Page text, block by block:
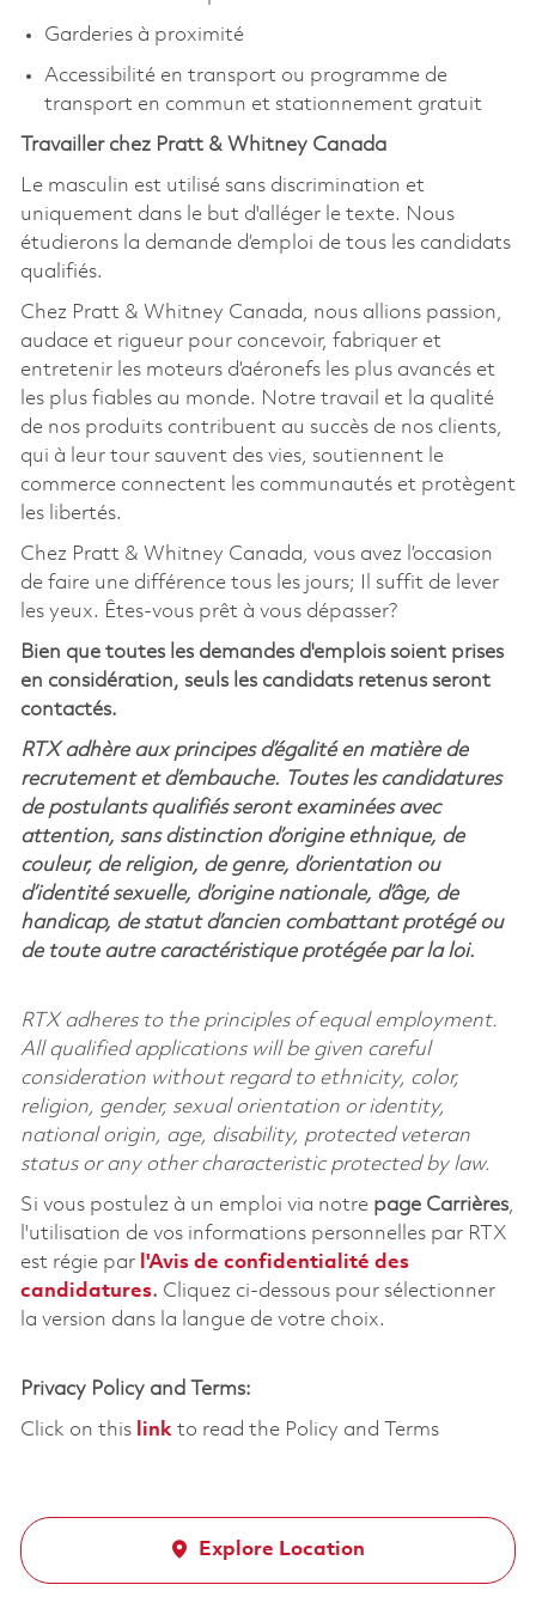
Garderies à proximité
Accessibilité en transport ou programme de
transport en commun et stationnement gratuit
Travailler chez Pratt & Whitney Canada
Le masculin est utilisé sans discrimination et
uniquement dans le but d'alléger le texte. Nous
étudierons la demande d’emploi de tous les candidats
qualifiés.
Chez Pratt & Whitney Canada, nous allions passion,
audace et rigueur pour concevoir, fabriquer et
entretenir les moteurs d’aéronefs les plus avancés et
les plus fiables au monde. Notre travail et la qualité
de nos produits contribuent au succès de nos clients,
qui à leur tour sauvent des vies, soutiennent le
commerce connectent les communautés et protègent
les libertés.
Chez Pratt & Whitney Canada, vous avez l’occasion
de faire une différence tous les jours; Il suffit de lever
les yeux. Êtes-vous prêt à vous dépasser?
Bien que toutes les demandes d'emplois soient prises
en considération, seuls les candidats retenus seront
contactés.
RTX adhère aux principes d’égalité en matière de
recrutement et d’embauche. Toutes les candidatures
de postulants qualifiés seront examinées avec
attention, sans distinction d’origine ethnique, de
couleur, de religion, de genre, d’orientation ou
d’identité sexuelle, d’origine nationale, d’âge, de
handicap, de statut d’ancien combattant protégé ou
de toute autre caractéristique protégée par la loi.
RTX adheres to the principles of equal employment.
All qualified applications will be given careful
consideration without regard to ethnicity, color,
religion, gender, sexual orientation or identity,
national origin, age, disability, protected veteran
status or any other characteristic protected by law.
Si vous postulez à un emploi via notre page Carrières,
l'utilisation de vos informations personnelles par RTX
est régie par l'Avis de confidentialité des
candidatures. Cliquez ci-dessous pour sélectionner
la version dans la langue de votre choix.
Privacy Policy and Terms:
Click on this linkto read the Policy and Terms
Explore Location